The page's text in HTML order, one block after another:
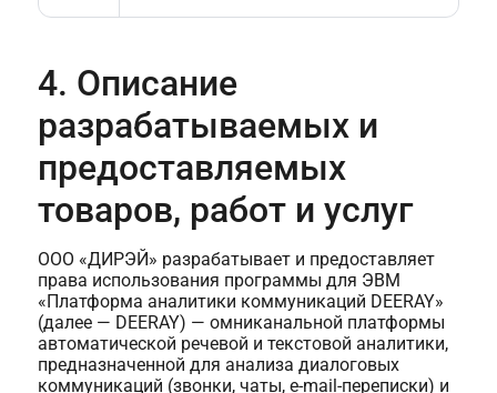
4. Описание
разрабатываемых и
предоставляемых
товаров, работ и услуг
ООО «ДИРЭЙ» разрабатывает и предоставляет
права использования программы для ЭВМ
«Платформа аналитики коммуникаций DEERAY»
(далее — DEERAY) — омниканальной платформы
автоматической речевой и текстовой аналитики,
предназначенной для анализа диалоговых
коммуникаций (звонки, чаты, e-mail-переписки) и